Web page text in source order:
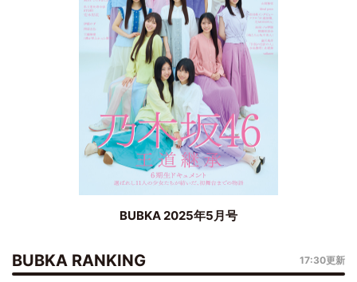
BUBKA 2025年5月号
BUBKA RANKING 17:30更新